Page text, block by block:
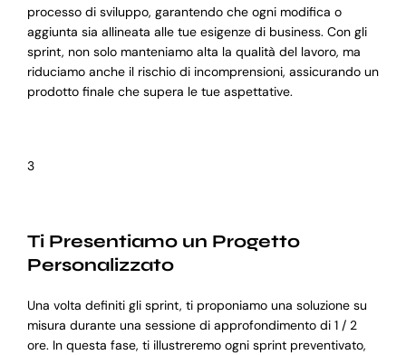
processo di sviluppo, garantendo che ogni modifica o
aggiunta sia allineata alle tue esigenze di business. Con gli
sprint, non solo manteniamo alta la qualità del lavoro, ma
riduciamo anche il rischio di incomprensioni, assicurando un
prodotto finale che supera le tue aspettative.
3
Ti Presentiamo un Progetto
Personalizzato
Una volta definiti gli sprint, ti proponiamo una soluzione su
misura durante una sessione di approfondimento di 1 / 2
ore. In questa fase, ti illustreremo ogni sprint preventivato,